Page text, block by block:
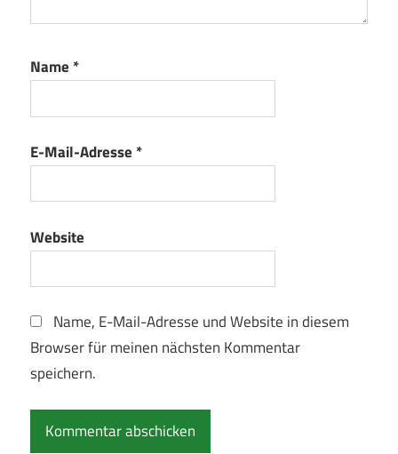
Name *
E-Mail-Adresse *
Website
Name, E-Mail-Adresse und Website in diesem
Browser für meinen nächsten Kommentar
speichern.